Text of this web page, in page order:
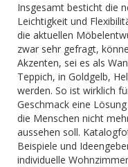
Insgesamt besticht die
Leichtigkeit und
die aktuellen
zwar sehr gefragt,
Akzenten, sei es als
Teppich, in Goldgelb,
werden. So ist wirklich
Geschmack eine
die Menschen nicht
aussehen soll.
Beispiele und
individuelle